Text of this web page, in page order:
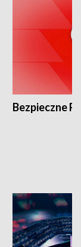
Bezpieczne